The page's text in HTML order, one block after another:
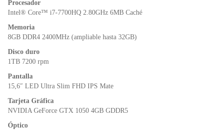
o p dl
Procesador
Intel® Core™ i7-7700HQ 2.80GHz 6MB Caché
Memoria
8GB DDR4 2400MHz (ampliable hasta 32GB)
Disco duro
1TB 7200 rpm
Pantalla
15,6″ LED Ultra Slim FHD IPS Mate
Tarjeta Gráfica
NVIDIA GeForce GTX 1050 4GB GDDR5
Óptico